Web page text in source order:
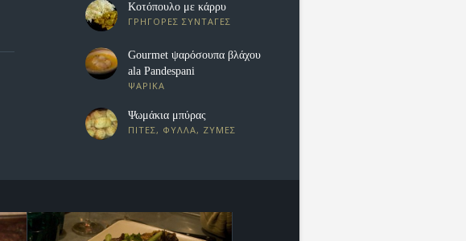
Κοτόπουλο με κάρρυ
ΓΡΗΓΟΡΕΣ ΣΥΝΤΑΓΕΣ
Gourmet ψαρόσουπα βλάχου
ala Pandespani
ΨΑΡΙΚΑ
Ψωμάκια μπύρας
ΠΙΤΕΣ, ΦΥΛΛΑ, ΖΥΜΕΣ